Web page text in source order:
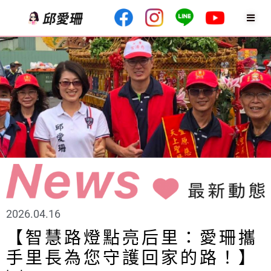
2026.04.16
【智慧路燈點亮后里：愛珊攜
手里長為您守護回家的路！】